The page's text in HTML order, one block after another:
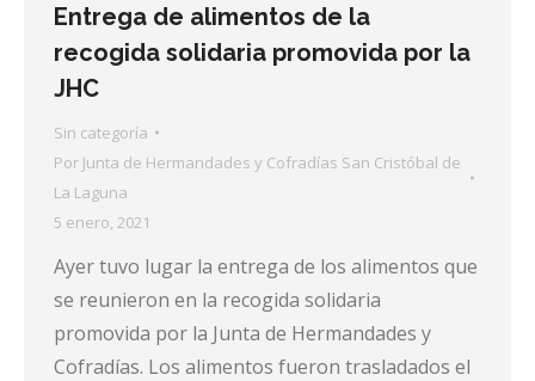
Entrega de alimentos de la
recogida solidaria promovida por la
JHC
Sin categoría
Por Junta de Hermandades y Cofradías San Cristóbal de
La Laguna
5 enero, 2021
Ayer tuvo lugar la entrega de los alimentos que
se reunieron en la recogida solidaria
promovida por la Junta de Hermandades y
Cofradías. Los alimentos fueron trasladados el